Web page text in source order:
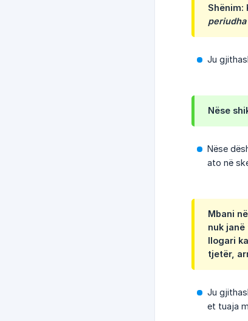
Shënim:
Ju
Nëse
Nëse
ato në
Mbani
nuk
llogari
tjetër,
Ju
et tuaja